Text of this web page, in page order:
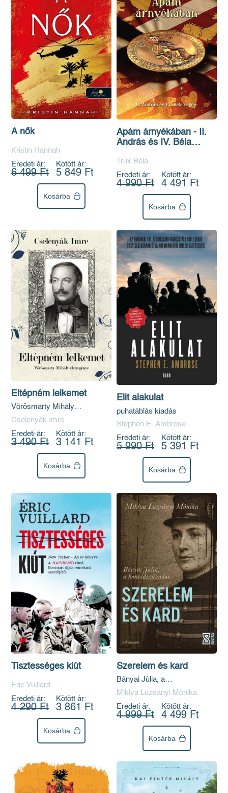
A nők
Kristin Hannah
Eredeti ár:
6 499 Ft
Kötött ár:
5 849 Ft
Kosárba
Apám árnyékában - II.
András és IV. Béla
Trux Béla
Eredeti ár:
4 990 Ft
Kötött ár:
4 491 Ft
Kosárba
Eltépném lelkemet
Vörösmarty Mihály
életregénye
Cselenyák Imre
Eredeti ár:
3 490 Ft
Kötött ár:
3 141 Ft
Kosárba
Elit alakulat
puhatáblás kiadás
Stephen E. Ambrose
Eredeti ár:
5 990 Ft
Kötött ár:
5 391 Ft
Kosárba
Tisztességes kiút
Éric Vuillard
Eredeti ár:
4 290 Ft
Kötött ár:
3 861 Ft
Kosárba
Szerelem és kard
Bányai Júlia, a
honvédszázados
Miklya Luzsányi Mónika
Eredeti ár:
4 999 Ft
Kötött ár:
4 499 Ft
Kosárba